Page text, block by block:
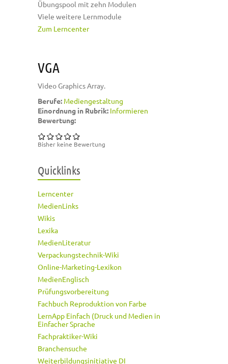
Übungspool mit zehn Modulen
Viele weitere Lernmodule
Zum Lerncenter
VGA
Video Graphics Array.
Berufe: Mediengestaltung
Einordnung in Rubrik: Informieren
Bewertung:
Bisher keine Bewertung
Quicklinks
Lerncenter
MedienLinks
Wikis
Lexika
MedienLiteratur
Verpackungstechnik-Wiki
Online-Marketing-Lexikon
MedienEnglisch
Prüfungsvorbereitung
Fachbuch Reproduktion von Farbe
LernApp Einfach (Druck und Medien in
Einfacher Sprache
Fachpraktiker-Wiki
Branchensuche
Weiterbildungsinitiative DI